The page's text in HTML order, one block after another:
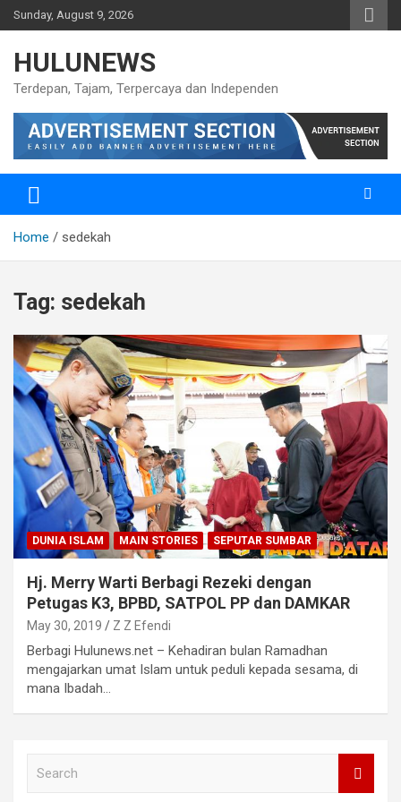
Skip
to
Sunday, August 9, 2026
HULUNEWS
Terdepan, Tajam, Terpercaya dan Independen
Home sedekah
Tag: sedekah
DUNIA ISLAM MAIN STORIES SEPUTAR SUMBAR
Hj. Merry Warti Berbagi Rezeki dengan
Petugas K3, BPBD, SATPOL PP dan DAMKAR
May 30, 2019 Z Z Efendi
Berbagi Hulunews.net – Kehadiran bulan Ramadhan
mengajarkan umat Islam untuk peduli kepada sesama, di
mana Ibadah…